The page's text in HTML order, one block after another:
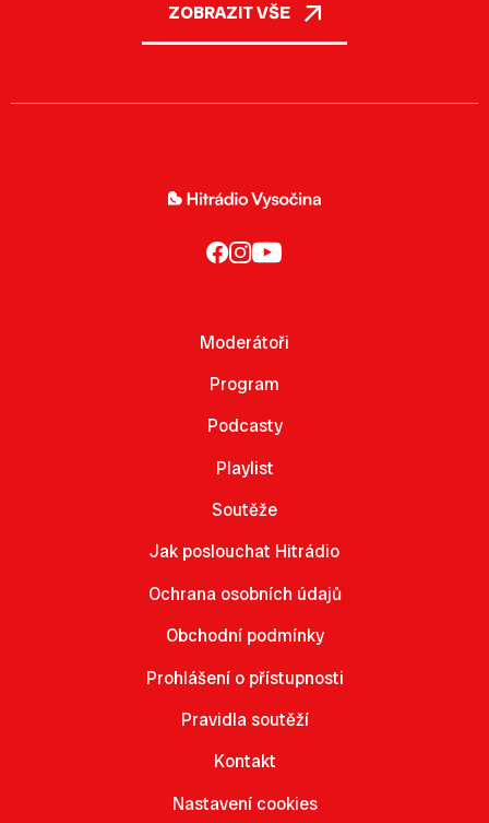
ZOBRAZIT VŠE
Moderátoři
Program
Podcasty
Playlist
Soutěže
Jak poslouchat Hitrádio
Ochrana osobních údajů
Obchodní podmínky
Prohlášení o přístupnosti
Pravidla soutěží
Kontakt
Nastavení cookies